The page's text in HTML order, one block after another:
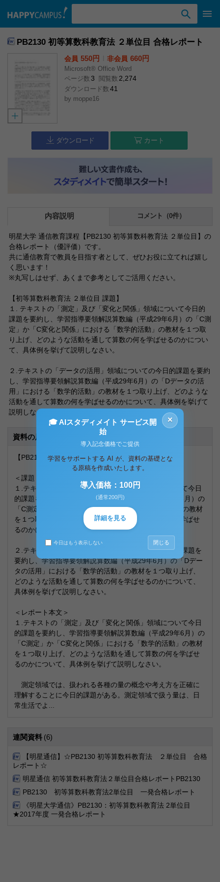
PB2130 初等算数科教育法 ２単位目 合格レポート
会員 550円 非会員 660円
Microsoft® Office Word
ページ数 3 閲覧数 2,274
ダウンロード数 41
by moppe16
ダウンロード カート
内容説明 コメント（0件）
明星大学 通信教育課程【PB2130 初等算数科教育法 ２単位目】の
合格レポート（優評価）です。
共に通信教育で教員を目指す者として、ぜひお役に立てれば嬉し
く思います！
※丸写しはせず、あくまで参考としてご活用ください。
【初等算数科教育法 ２単位目 課題】
１. テキストの「測定」及び「変化と関係」領域について今日的
課題を要約し、学習指導要領解説算数編（平成29年6月）の「C測
定」か「C変化と関係」における「数学的活動」の教材を１つ取
り上げ、どのような活動を通して算数の何を学ばせるのかについ
て、具体例を挙げて説明しなさい。
２.テキストの「データの活用」領域についての今日的課題を要約
し、学習指導要領解説算数編（平成29年6月）の「Dデータの活
用」における「数学的活動」の教材を１つ取り上げ、どのような
活動を通して算数の何を学ばせるのかについて、具体例を挙げて
説明しなさい。
資料の原本内容
【PB2130初等算数科教育法２単位目合格レポート】
＜課題＞
１.テキストの「測定」及び「変化と関係」領域について今日
的課題を要約し、学習指導要領解説算数編（平成29年6月）の
「C測定」か「C変化と関係」における「数学的活動」の教材
を１つ取り上げ、どのような活動を通して算数の何を学ばせ
るのかについて、具体例を挙げて説明しなさい。
２.テキストの「データの活用」領域についての今日的課題を
要約し、学習指導要領解説算数編（平成29年6月）の「Dデー
タの活用」における「数学的活動」の教材を１つ取り上げ、
どのような活動を通して算数の何を学ばせるのかについて、
具体例を挙げて説明しなさい。
＜レポート本文＞
１.テキストの「測定」及び「変化と関係」領域について今日
的課題を要約し、学習指導要領解説算数編（平成29年6月）の
「C測定」か「C変化と関係」における「数学的活動」の教材
を１つ取り上げ、どのような活動を通して算数の何を学ばせ
るのかについて、具体例を挙げて説明しなさい。
測定領域では、扱われる各種の量の概念や考え方を正確に
理解することに今日的課題がある。測定領域で扱う量は、日
常生活でよ...
連関資料 (6)
【明星通信】☆PB2130 初等算数科教育法 ２単位目 合格
レポート☆
明星通信 初等算数科教育法２単位目合格レポートPB2130
PB2130 初等算数科教育法2単位目 一発合格レポート
《明星大学通信》PB2130：初等算数科教育法 2単位目
★2017年度 一発合格レポート
×
🎓 AIスタディメイト サービス開
始
導入記念価格でご提供
学習をサポートする AI が、資料の基礎とな
る原稿を作成いたします。
導入価格：100円
(通常200円)
詳細を見る
今日はもう表示しない 閉じる